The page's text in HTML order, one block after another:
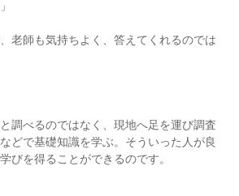
老師も気持ちよく、答えてくれるのでは
調べるのではなく、現地へ足を運び調査
どで基礎知識を学ぶ。そういった人が良
びを得ることができるのです。